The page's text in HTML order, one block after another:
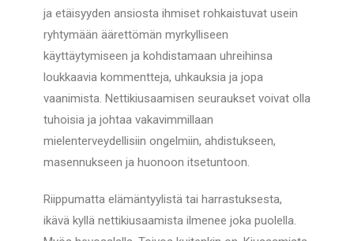
ja etäisyyden ansiosta ihmiset rohkaistuvat usein
ryhtymään äärettömän myrkylliseen
käyttäytymiseen ja kohdistamaan uhreihinsa
loukkaavia kommentteja, uhkauksia ja jopa
vaanimista. Nettikiusaamisen seuraukset voivat olla
tuhoisia ja johtaa vakavimmillaan
mielenterveydellisiin ongelmiin, ahdistukseen,
masennukseen ja huonoon itsetuntoon.
Riippumatta elämäntyylistä tai harrastuksesta,
ikävä kyllä nettikiusaamista ilmenee joka puolella.